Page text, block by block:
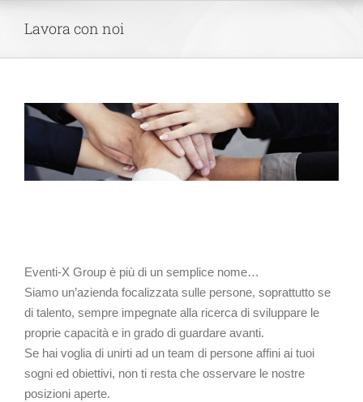
Lavora con noi
Eventi-X Group è più di un semplice nome…
Siamo un’azienda focalizzata sulle persone, soprattutto se
di talento, sempre impegnate alla ricerca di sviluppare le
proprie capacità e in grado di guardare avanti.
Se hai voglia di unirti ad un team di persone affini ai tuoi
sogni ed obiettivi, non ti resta che osservare le nostre
posizioni aperte.